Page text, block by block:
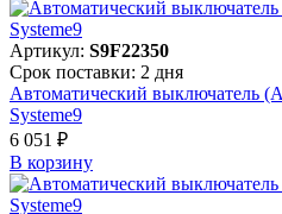
Артикул: S9F22350
Срок поставки: 2 дня
Автоматический выключатель
Systeme9
6 051 ₽
В корзинy